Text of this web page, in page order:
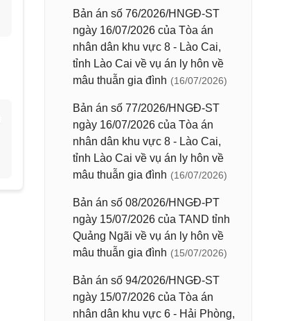
Bản án số 76/2026/HNGĐ-ST
ngày 16/07/2026 của Tòa án
nhân dân khu vực 8 - Lào Cai,
tỉnh Lào Cai về vụ án ly hôn về
mâu thuẫn gia đình (16/07/2026)
Bản án số 77/2026/HNGĐ-ST
ngày 16/07/2026 của Tòa án
nhân dân khu vực 8 - Lào Cai,
tỉnh Lào Cai về vụ án ly hôn về
mâu thuẫn gia đình (16/07/2026)
Bản án số 08/2026/HNGĐ-PT
ngày 15/07/2026 của TAND tỉnh
Quảng Ngãi về vụ án ly hôn về
mâu thuẫn gia đình (15/07/2026)
Bản án số 94/2026/HNGĐ-ST
ngày 15/07/2026 của Tòa án
nhân dân khu vực 6 - Hải Phòng,